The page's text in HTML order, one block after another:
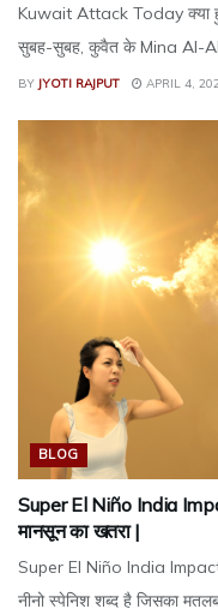
Kuwait Attack Today क्या
सुबह-सुबह, कुवैत के Mina Al-
BY JYOTI RAJPUT APRIL 4,
BLOG
Super El Niño India
मानसून का खतरा |
Super El Niño India Impact
नीनो स्पेनिश शब्द है जिसका